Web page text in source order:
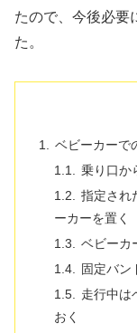
たので、今後必要
た。
ベビーカーで
乗り口か
指定され
ーカーを置く
ベビーカ
固定バン
走行中は
おく